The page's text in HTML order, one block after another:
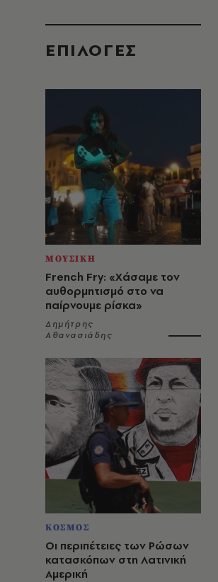
EΠΙΛΟΓΈΣ
ΜΟΥΣΙΚΗ
French Fry: «Χάσαμε τον
αυθορμητισμό στο να
παίρνουμε ρίσκα»
Δημήτρης
Αθανασιάδης
ΚΟΣΜΟΣ
Οι περιπέτειες των Ρώσων
κατασκόπων στη Λατινική
Αμερική